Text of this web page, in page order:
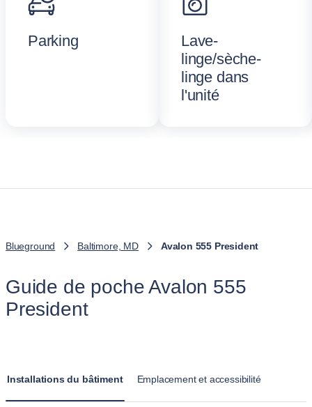
Parking
Lave-
linge/sèche-
linge dans
l'unité
Blueground Baltimore, MD Avalon 555 President
Guide de poche Avalon 555
President
Installations du bâtiment Emplacement et accessibilité